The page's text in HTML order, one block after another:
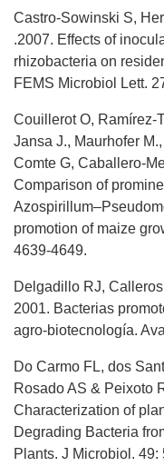
Castro-Sowinski S,
.2007. Effects of
rhizobacteria on
FEMS Microbiol Lett.
Couillerot O, Ramírez-
Jansa J., Maurhofer
Comte G, Caballero-
Comparison of
promotion of maize
4639-4649.
Delgadillo RJ,
2001. Bacterias
agro-biotecnología.
Do Carmo FL, dos
Rosado AS & Peixoto
Characterization of
Degrading Bacteria
Plants. J Microbiol. 49: